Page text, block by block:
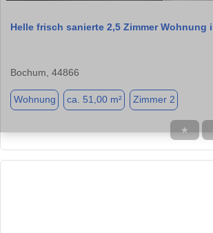
Helle frisch sanierte 2,5 Zimmer
Bochum, 44866
Wohnung ca. 51,00 m² Zimmer 2
★